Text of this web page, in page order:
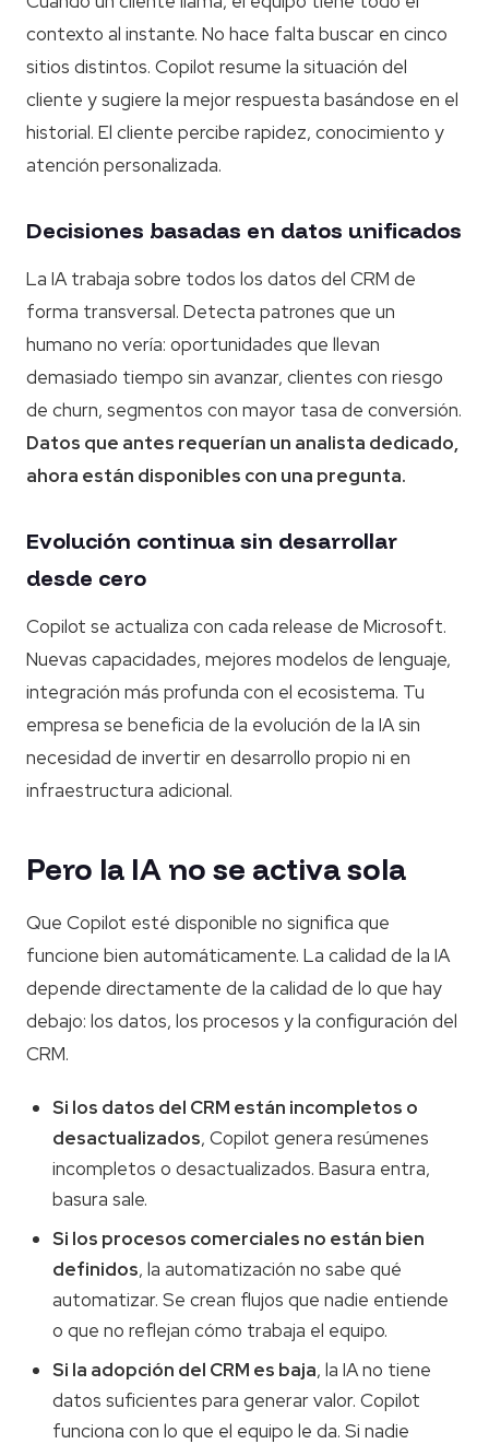
contexto al instante. No hace falta buscar en cinco
sitios distintos. Copilot resume la situación del
cliente y sugiere la mejor respuesta basándose en el
historial. El cliente percibe rapidez, conocimiento y
atención personalizada.
Decisiones basadas en datos unificados
La IA trabaja sobre todos los datos del CRM de
forma transversal. Detecta patrones que un
humano no vería: oportunidades que llevan
demasiado tiempo sin avanzar, clientes con riesgo
de churn, segmentos con mayor tasa de conversión.
Datos que antes requerían un analista dedicado,
ahora están disponibles con una pregunta.
Evolución continua sin desarrollar
desde cero
Copilot se actualiza con cada release de Microsoft.
Nuevas capacidades, mejores modelos de lenguaje,
integración más profunda con el ecosistema. Tu
empresa se beneficia de la evolución de la IA sin
necesidad de invertir en desarrollo propio ni en
infraestructura adicional.
Pero la IA no se activa sola
Que Copilot esté disponible no significa que
funcione bien automáticamente. La calidad de la IA
depende directamente de la calidad de lo que hay
debajo: los datos, los procesos y la configuración del
CRM.
Si los datos del CRM están incompletos o
desactualizados, Copilot genera resúmenes
incompletos o desactualizados. Basura entra,
basura sale.
Si los procesos comerciales no están bien
definidos, la automatización no sabe qué
automatizar. Se crean flujos que nadie entiende
o que no reflejan cómo trabaja el equipo.
Si la adopción del CRM es baja, la IA no tiene
datos suficientes para generar valor. Copilot
funciona con lo que el equipo le da. Si nadie